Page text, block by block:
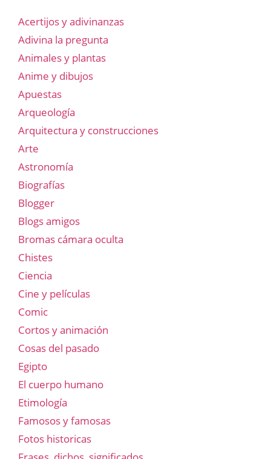
Acertijos y adivinanzas
Adivina la pregunta
Animales y plantas
Anime y dibujos
Apuestas
Arqueología
Arquitectura y construcciones
Arte
Astronomía
Biografías
Blogger
Blogs amigos
Bromas cámara oculta
Chistes
Ciencia
Cine y películas
Comic
Cortos y animación
Cosas del pasado
Egipto
El cuerpo humano
Etimología
Famosos y famosas
Fotos historicas